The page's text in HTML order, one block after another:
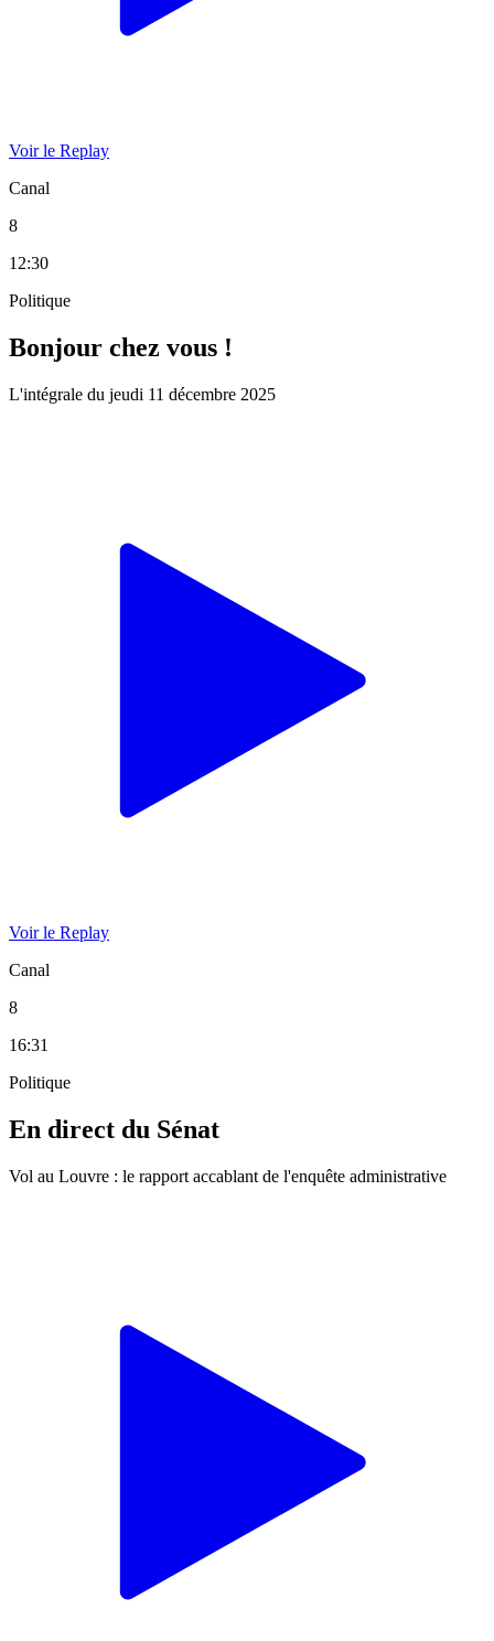
Voir le Replay
Canal
8
12:30
Politique
Bonjour chez vous !
L'intégrale du jeudi 11 décembre 2025
Voir le Replay
Canal
8
16:31
Politique
En direct du Sénat
Vol au Louvre : le rapport accablant de l'enquête administrative